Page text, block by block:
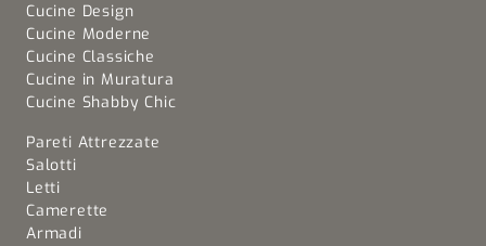
Cucine Design
Cucine Moderne
Cucine Classiche
Cucine in Muratura
Cucine Shabby Chic
Pareti Attrezzate
Salotti
Letti
Camerette
Armadi